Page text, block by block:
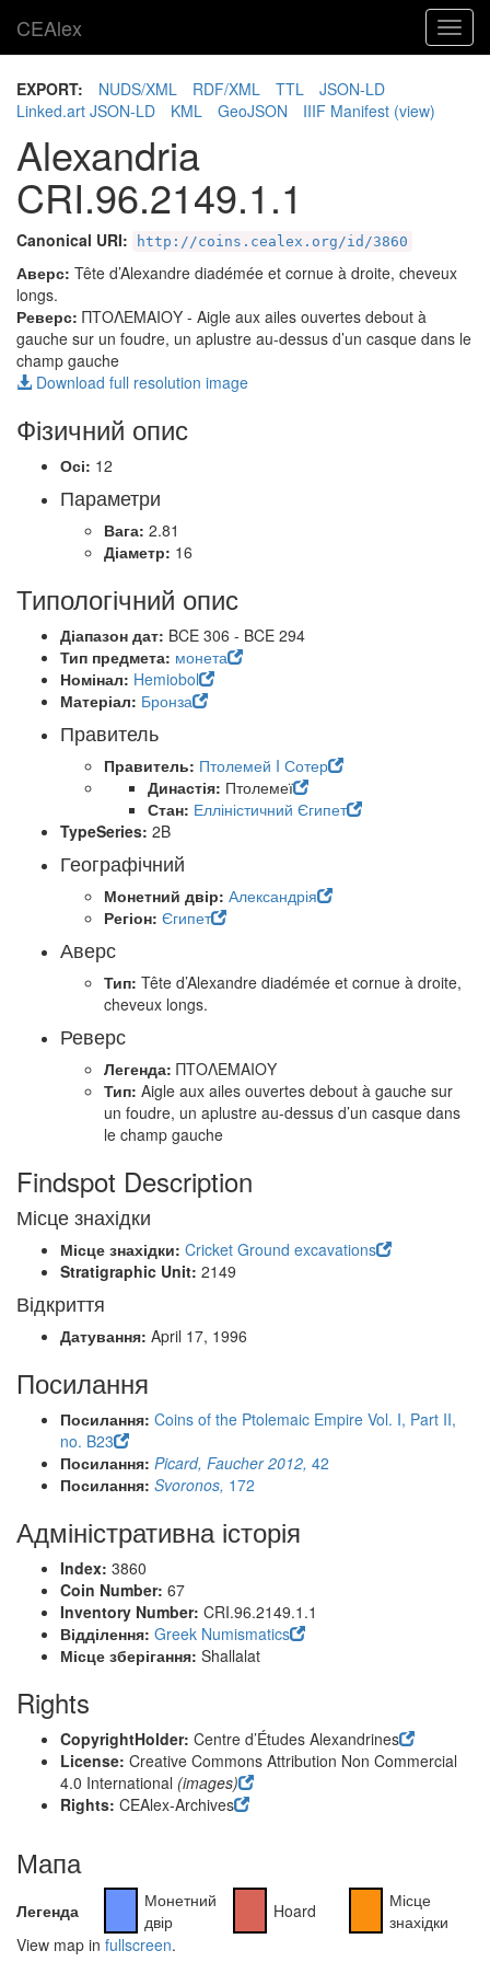
CEAlex
EXPORT: NUDS/XML RDF/XML TTL
JSON-LD
Linked.art JSON-LD
KML GeoJSON IIIF Manifest (view)
Alexandria
CRI.96.2149.1.1
Canonical URI: http://coins.cealex.org/id/3860
Аверс: Tête d’Alexandre diadémée et cornue à droite, cheveux
longs.
Реверс: ΠΤΟΛΕΜΑΙΟΥ - Aigle aux ailes ouvertes debout à
gauche sur un foudre, un aplustre au-dessus d’un casque dans le
champ gauche
Download full resolution image
Фізичний опис
Осі: 12
Параметри
Вага: 2.81
Діаметр: 16
Типологічний опис
Діапазон дат: BCE 306 - BCE 294
Тип предмета: монета
Номінал: Hemiobol
Матеріал: Бронза
Правитель
Правитель: Птолемей I Сотер
Династія: Птолемеї
Стан: Елліністичний Єгипет
TypeSeries: 2B
Географічний
Монетний двір: Александрія
Регіон: Єгипет
Аверс
Тип: Tête d’Alexandre diadémée et cornue à droite,
cheveux longs.
Реверс
Легенда: ΠΤΟΛΕΜΑΙΟΥ
Тип: Aigle aux ailes ouvertes debout à gauche sur
un foudre, un aplustre au-dessus d’un casque dans
le champ gauche
Findspot Description
Місце знахідки
Місце знахідки: Cricket Ground excavations
Stratigraphic Unit: 2149
Відкриття
Датування: April 17, 1996
Посилання
Посилання: Coins of the Ptolemaic Empire Vol. I, Part II,
no. B23
Посилання: Picard, Faucher 2012, 42
Посилання: Svoronos, 172
Адміністративна історія
Index: 3860
Coin Number: 67
Inventory Number: CRI.96.2149.1.1
Відділення: Greek Numismatics
Місце зберігання: Shallalat
Rights
CopyrightHolder: Centre d’Études Alexandrines
License: Creative Commons Attribution Non Commercial
4.0 International (images)
Rights: CEAlex-Archives
Мапа
Легенда
Монетний
двір
Hoard
Місце
знахідки
View map in fullscreen.